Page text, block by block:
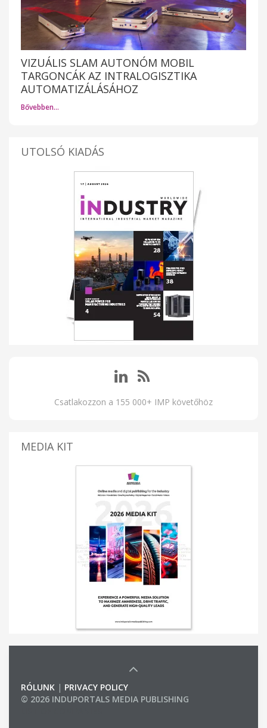
VIZUÁLIS SLAM AUTONÓM MOBIL
TARGONCÁK AZ INTRALOGISZTIKA
AUTOMATIZÁLÁSÁHOZ
Bővebben…
UTOLSÓ KIADÁS
Csatlakozzon a 155 000+ IMP követőhöz
MEDIA KIT
RÓLUNK | PRIVACY POLICY
© 2026 INDUPORTALS MEDIA PUBLISHING